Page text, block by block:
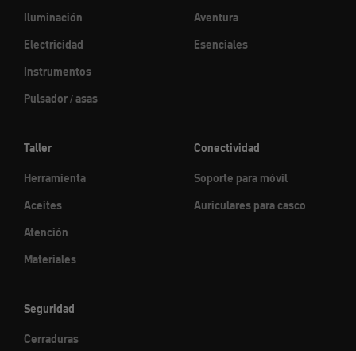
Iluminación
Electricidad
Instrumentos
Pulsador / asas
Aventura
Esenciales
Taller
Herramienta
Aceites
Atención
Materiales
Conectividad
Soporte para móvil
Auriculares para casco
Seguridad
Cerraduras